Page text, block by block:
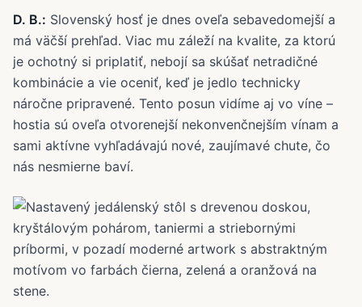
D. B.: Slovenský hosť je dnes oveľa sebavedomejší a
má väčší prehľad. Viac mu záleží na kvalite, za ktorú
je ochotný si priplatiť, nebojí sa skúšať netradičné
kombinácie a vie oceniť, keď je jedlo technicky
náročne pripravené. Tento posun vidíme aj vo víne –
hostia sú oveľa otvorenejší nekonvenčnejším vínam a
sami aktívne vyhľadávajú nové, zaujímavé chute, čo
nás nesmierne baví.